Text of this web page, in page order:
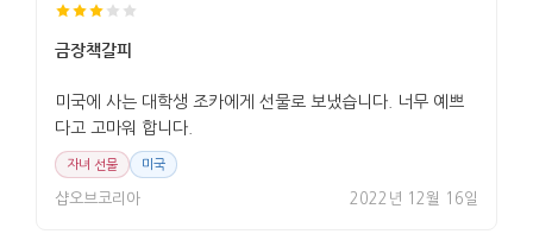
금장책갈피
미국에 사는 대학생 조카에게 선물로 보냈습니다. 너무 예쁘
다고 고마워 합니다.
자녀 선물 미국
샵오브코리아 2022년 12월 16일